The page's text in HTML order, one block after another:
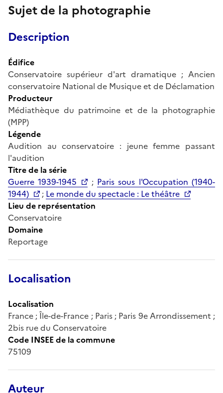
Sujet de la photographie
Description
Édifice
Conservatoire supérieur d'art dramatique ; Ancien
conservatoire National de Musique et de Déclamation
Producteur
Médiathèque du patrimoine et de la photographie
(MPP)
Légende
Audition au conservatoire : jeune femme passant
l'audition
Titre de la série
Guerre 1939-1945
; Paris sous l'Occupation (1940-
1944)
; Le monde du spectacle : Le théâtre
Lieu de représentation
Conservatoire
Domaine
Reportage
Localisation
Localisation
France ; Île-de-France ; Paris ; Paris 9e Arrondissement ;
2bis rue du Conservatoire
Code INSEE de la commune
75109
Auteur